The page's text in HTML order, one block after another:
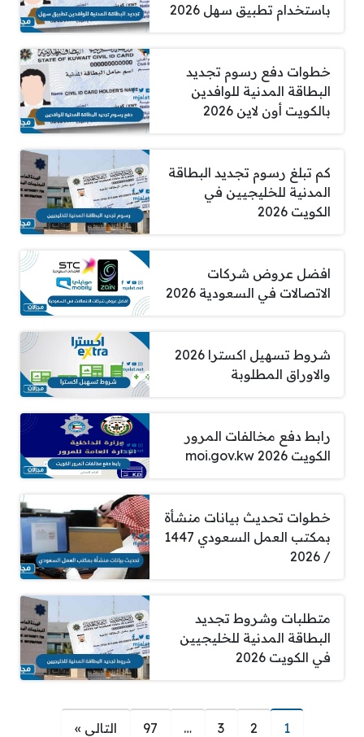
باستخدام تطبيق سهل 2026
خطوات دفع رسوم تجديد
البطاقة المدنية للوافدين
بالكويت أون لاين 2026
كم تبلغ رسوم تجديد البطاقة
المدنية للخليجيين في
الكويت 2026
افضل عروض شركات
الاتصالات في السعودية 2026
شروط تسهيل اكسترا 2026
والاوراق المطلوبة
رابط دفع مخالفات المرور
الكويت 2026 moi.gov.kw
خطوات تحديث بيانات منشأة
بمكتب العمل السعودي 1447
/ 2026
متطلبات وشروط تجديد
البطاقة المدنية للخليجيين
في الكويت 2026
صفحات:
1
2
3
…
97 التالي »